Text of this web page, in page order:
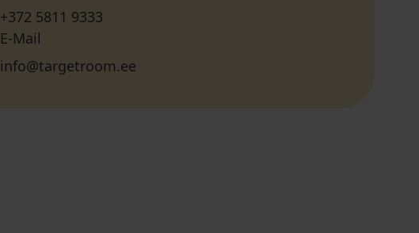
+372 5811 9333
E-Mail
info@targetroom.ee